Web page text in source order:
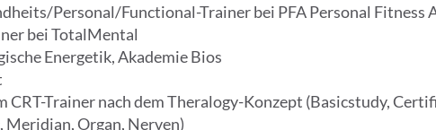
Personal/Functional-Trainer bei PFA Personal Fitness
bei TotalMental
Energetik, Akademie Bios
CRT-Trainer nach dem Theralogy-Konzept (Basicstudy,
Organ, Nerven)